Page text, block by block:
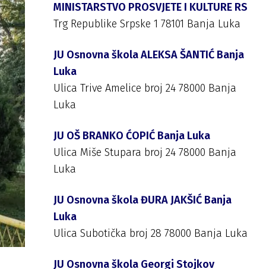
MINISTARSTVO PROSVJETE I KULTURE RS
Trg Republike Srpske 1 78101 Banja Luka
JU Osnovna škola ALEKSA ŠANTIĆ Banja
Luka
Ulica Trive Amelice broj 24 78000 Banja
Luka
JU OŠ BRANKO ĆOPIĆ Banja Luka
Ulica Miše Stupara broj 24 78000 Banja
Luka
JU Osnovna škola ĐURA JAKŠIĆ Banja
Luka
Ulica Subotička broj 28 78000 Banja Luka
JU Osnovna škola Georgi Stojkov